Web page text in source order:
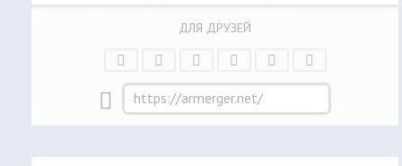
ДЛЯ ДРУЗЕЙ